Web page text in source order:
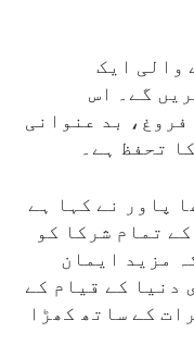
والی ایک
گے۔ اس
بد عنوانی
تحفظ ہے۔
پاور نے کہا ہے
تمام شرکا کو
مزید ایمان
دنیا کے قیام کے
کے ساتھ کھڑا